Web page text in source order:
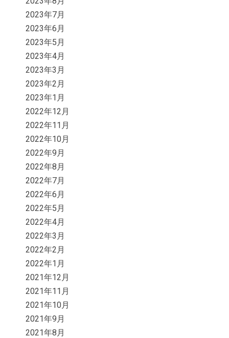
2023年7月
2023年6月
2023年5月
2023年4月
2023年3月
2023年2月
2023年1月
2022年12月
2022年11月
2022年10月
2022年9月
2022年8月
2022年7月
2022年6月
2022年5月
2022年4月
2022年3月
2022年2月
2022年1月
2021年12月
2021年11月
2021年10月
2021年9月
2021年8月